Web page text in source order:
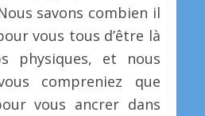
savons combien il
vous tous d’être là
physiques, et nous
compreniez que
vous ancrer dans